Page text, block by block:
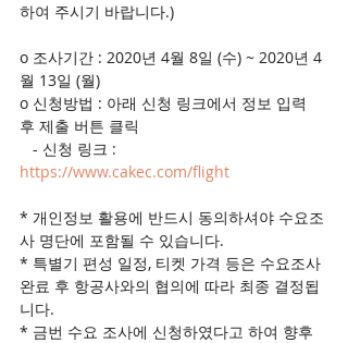
하여 주시기 바랍니다.)
o 조사기간 : 2020년 4월 8일 (수) ~ 2020년 4
월 13일 (월)
o 신청방법 : 아래 신청 링크에서 정보 입력
후 제출 버튼 클릭
   - 신청 링크 :
https://www.cakec.com/flight
* 개인정보 활용에 반드시 동의하셔야 수요조
사 명단에 포함될 수 있습니다.
* 특별기 편성 일정, 티켓 가격 등은 수요조사
완료 후 항공사와의 협의에 따라 최종 결정됩
니다.
* 금번 수요 조사에 신청하였다고 하여 향후